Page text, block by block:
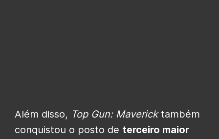
Além disso, Top Gun: Mavericktambém
conquistou o posto de terceiro maior